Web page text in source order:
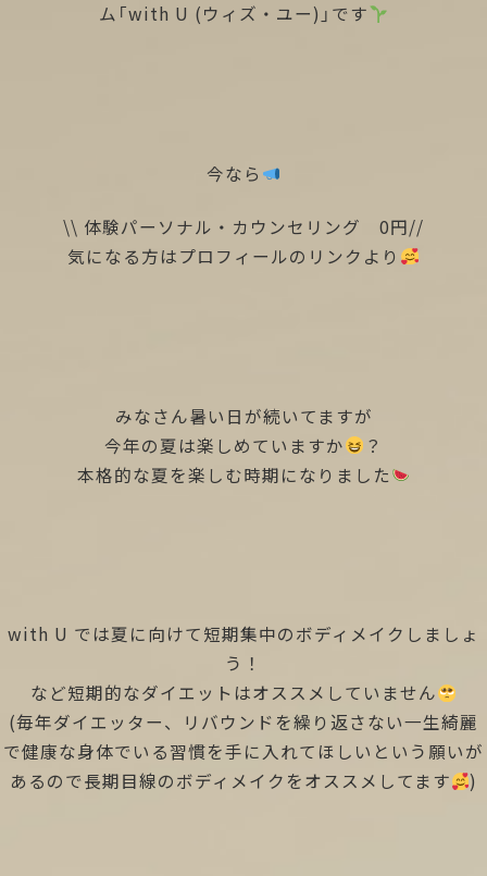
ム「with U (ウィズ・ユー)」です
今なら
\\ 体験パーソナル・カウンセリング 0円//
気になる方はプロフィールのリンクより
みなさん暑い日が続いてますが
今年の夏は楽しめていますか
？
本格的な夏を楽しむ時期になりました
with U では夏に向けて短期集中のボディメイクしましょ
う！
など短期的なダイエットはオススメしていません
(毎年ダイエッター、リバウンドを繰り返さない一生綺麗
で健康な身体でいる習慣を手に入れてほしいという願いが
あるので長期目線のボディメイクをオススメしてます
)